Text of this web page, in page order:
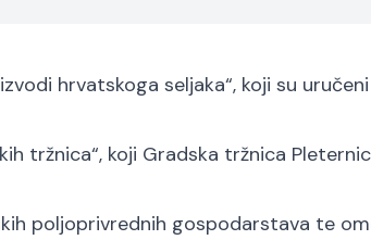
hrvatskoga seljaka“, koji su
tržnica“, koji Gradska tržnica
poljoprivrednih gospodarstava te